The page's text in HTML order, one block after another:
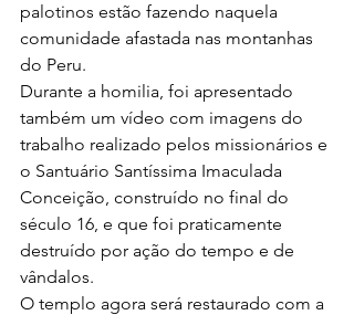
palotinos estão fazendo naquela
comunidade afastada nas montanhas
do Peru.
Durante a homilia, foi apresentado
também um vídeo com imagens do
trabalho realizado pelos missionários e
o Santuário Santíssima Imaculada
Conceição, construído no final do
século 16, e que foi praticamente
destruído por ação do tempo e de
vândalos.
O templo agora será restaurado com a